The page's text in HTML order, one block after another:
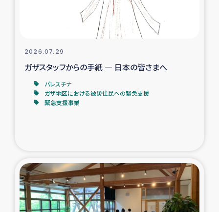
経済自立支援事業
ガザ空爆被災者への食料支援と農家生産支援
ガザ地区における羊の畜産支援
ガザ地区酪農を通した女性グループの生計支援
ふりかけ普及と食生活改善による栄養改善事業
2026.07.29
ガザスタッフからの手紙 ― 日本の皆さまへ
パレスチナ
ガザ地区における被災住民への緊急支援
緊急支援事業